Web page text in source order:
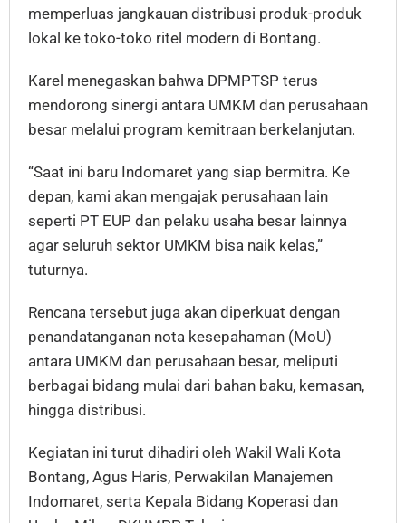
memperluas jangkauan distribusi produk-produk
lokal ke toko-toko ritel modern di Bontang.
Karel menegaskan bahwa DPMPTSP terus
mendorong sinergi antara UMKM dan perusahaan
besar melalui program kemitraan berkelanjutan.
“Saat ini baru Indomaret yang siap bermitra. Ke
depan, kami akan mengajak perusahaan lain
seperti PT EUP dan pelaku usaha besar lainnya
agar seluruh sektor UMKM bisa naik kelas,”
tuturnya.
Rencana tersebut juga akan diperkuat dengan
penandatanganan nota kesepahaman (MoU)
antara UMKM dan perusahaan besar, meliputi
berbagai bidang mulai dari bahan baku, kemasan,
hingga distribusi.
Kegiatan ini turut dihadiri oleh Wakil Wali Kota
Bontang, Agus Haris, Perwakilan Manajemen
Indomaret, serta Kepala Bidang Koperasi dan